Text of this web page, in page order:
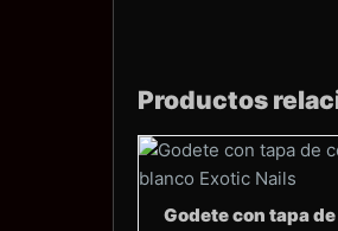
Productos
Godete con tapa